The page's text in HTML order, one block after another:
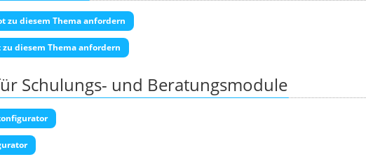
zu diesem Thema anfordern
diesem Thema anfordern
Schulungs- und Beratungsmodule